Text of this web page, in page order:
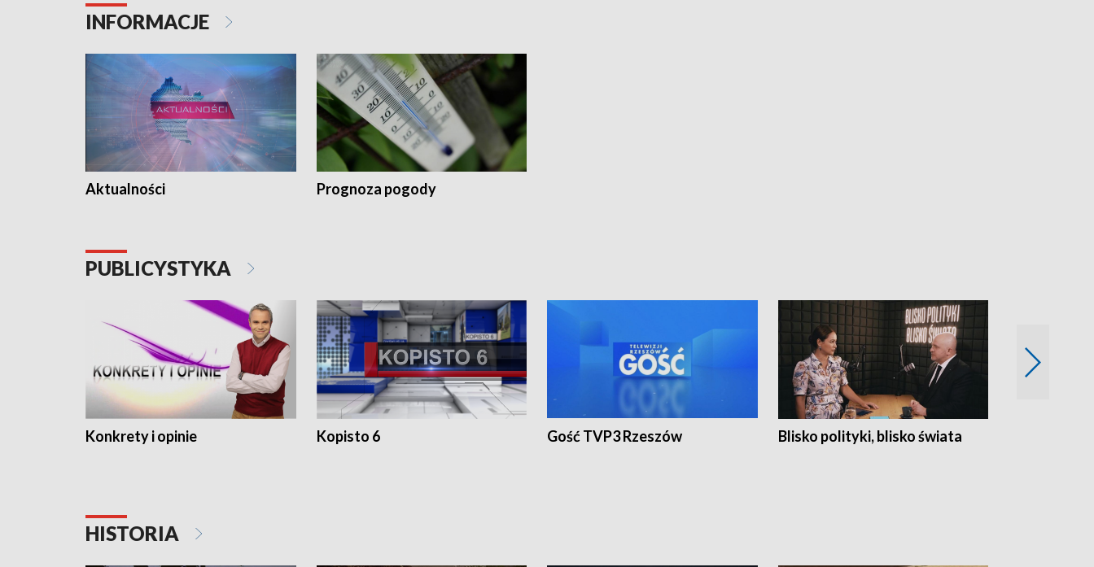
INFORMACJE
Aktualności Prognoza pogody
PUBLICYSTYKA
Konkrety i opinie Kopisto 6 Gość TVP3 Rzeszów Blisko polityki, blisko świata
HISTORIA